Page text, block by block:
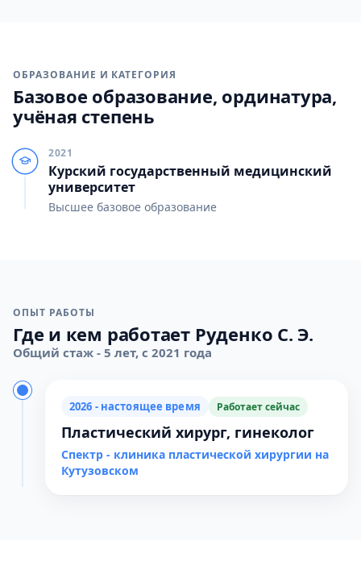
ОБРАЗОВАНИЕ И КАТЕГОРИЯ
Базовое образование, ординатура,
учёная степень
2021
Курский государственный медицинский
университет
Высшее базовое образование
ОПЫТ РАБОТЫ
Где и кем работает Руденко С. Э.
Общий стаж - 5 лет, с 2021 года
2026 - настоящее время Работает сейчас
Пластический хирург, гинеколог
Спектр - клиника пластической хирургии на
Кутузовском